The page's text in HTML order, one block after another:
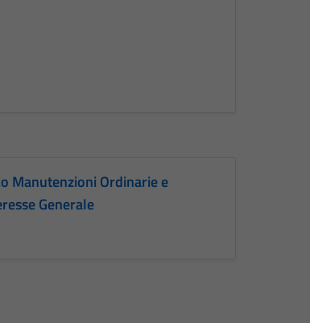
Manutenzioni Ordinarie e
Generale